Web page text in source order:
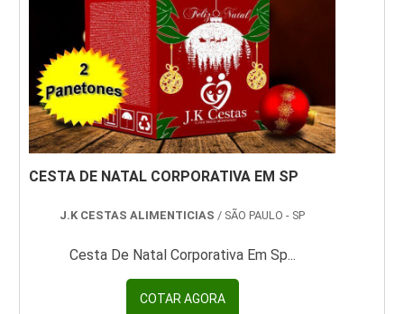
CESTA DE NATAL CORPORATIVA EM SP
J.K CESTAS ALIMENTICIAS/ SÃO PAULO - SP
Cesta De Natal Corporativa Em Sp...
COTAR AGORA